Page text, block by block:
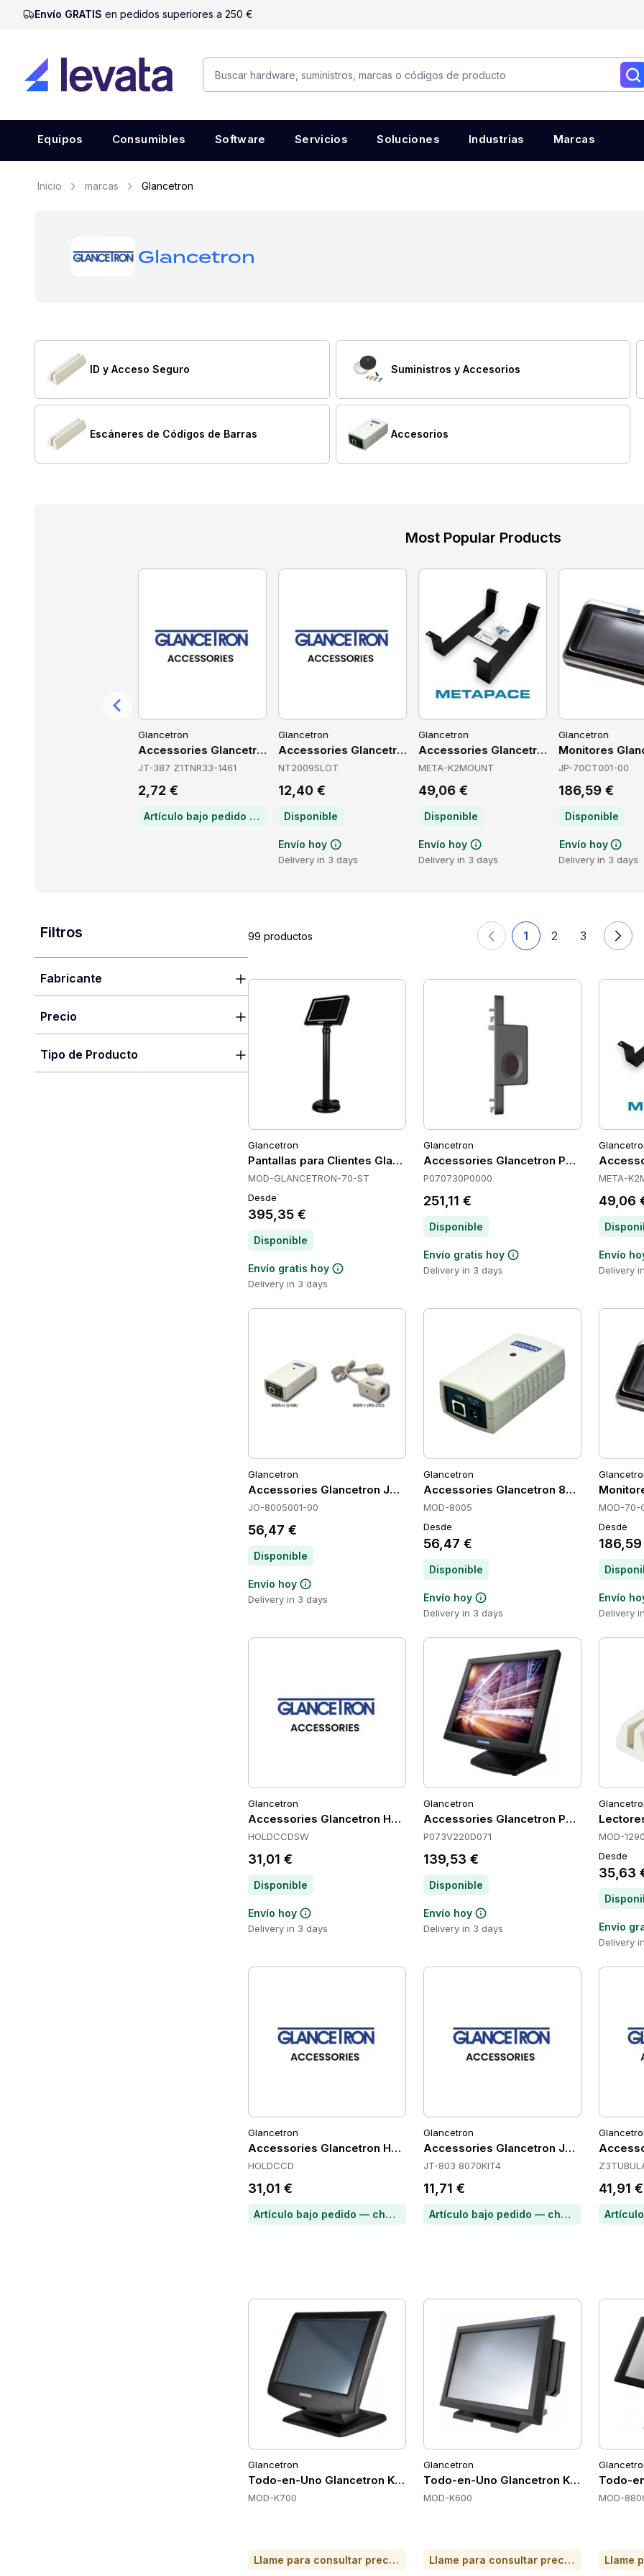
Envío GRATIS en pedidos superiores a 250 €
Equipos Consumibles Software Servicios Soluciones Industrias Marcas
Inicio marcas Glancetron
Glancetron
ID y Acceso Seguro Suministros y Accesorios
Escáneres de Códigos de Barras Accesorios
Most Popular Products
Glancetron JT-846-8070KIT8
Glancetron
Accessories Glancetron JT-387-Z1TNR33-1461
JT-387 Z1TNR33-1461
2,72 €
Artículo bajo pedido — chatea para conocer el plazo de entrega
Glancetron
Accessories Glancetron NT2009SLOT
NT2009SLOT
12,40 €
Disponible
Envío hoy
Delivery in 3 days
Glancetron
Accessories Glancetron META-
META-K2MOUNT
49,06 €
Disponible
Envío hoy
Delivery in 3 days
Glancetron
Monitores
JP-70CT001-00
186,59 €
Disponible
Envío hoy
Delivery in 3 days
Filtros
Fabricante
Precio
Tipo de Producto
99 productos 1 2 3
Glancetron
Pantallas para Clientes Glancetron GLANCETRON-70-ST
MOD-GLANCETRON-70-ST
Desde
395,35 €
Disponible
Envío gratis hoy
Delivery in 3 days
Glancetron
Accessories Glancetron P070730P0000
P070730P0000
251,11 €
Disponible
Envío gratis hoy
Delivery in 3 days
META-
49,06
Envío
Delivery
Glancetron
Accessories Glancetron JO-8005001-00
JO-8005001-00
56,47 €
Disponible
Envío hoy
Delivery in 3 days
Glancetron
Accessories Glancetron 8005
MOD-8005
Desde
56,47 €
Disponible
Envío hoy
Delivery in 3 days
MOD-70-
Desde
Envío
Delivery
Glancetron
Accessories Glancetron HOLDCCDSW
HOLDCCDSW
31,01 €
Disponible
Envío hoy
Delivery in 3 days
Glancetron
Accessories Glancetron P073V220D071
P073V220D071
139,53 €
Disponible
Envío hoy
Delivery in 3 days
MOD-1290
Desde
35,63
Envío
Delivery
Glancetron
Accessories Glancetron HOLDCCD
HOLDCCD
31,01 €
Artículo bajo pedido — chatea para conocer el plazo de entrega
Glancetron
Accessories Glancetron JT-803-
JT-803 8070KIT4
11,71 €
Artículo bajo pedido — chatea para conocer el plazo de entrega
41,91 €
Glancetron
Todo-en-Uno Glancetron K700
MOD-K700
Llame para consultar precio o para comprar
Glancetron
Todo-en-Uno Glancetron K600
MOD-K600
Llame para consultar precio o para comprar
Todo-
MOD-